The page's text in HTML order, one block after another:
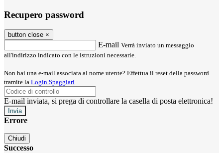
Recupero password
button close ×
E-mail Verrà inviato un messaggio
all'indirizzo indicato con le istruzioni necessarie.
Non hai una e-mail associata al nome utente? Effettua il reset della password
tramite la Login Spaggiari
E-mail inviata, si prega di controllare la casella di posta elettronica!
Errore
Chiudi
Successo